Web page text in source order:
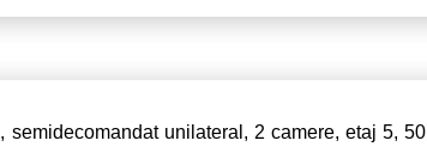
, semidecomandat unilateral, 2 camere, etaj 5, 50